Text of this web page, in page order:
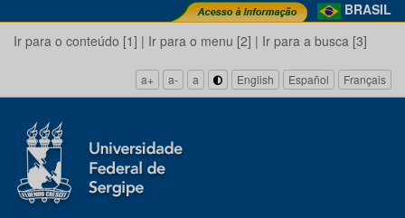
BRASIL
Ir para o conteúdo [1] | Ir para o menu [2] | Ir para a busca [3]
a+ a- a English Español Français